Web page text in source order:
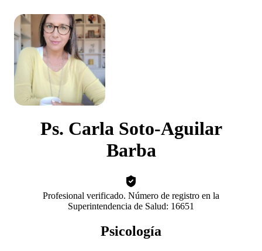
Ps. Carla Soto-Aguilar
Barba
Profesional verificado. Número de registro en la
Superintendencia de Salud: 16651
Psicología